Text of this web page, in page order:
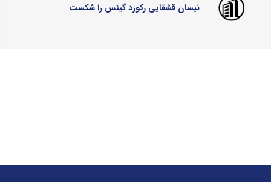
نیسان قشقایی رکورد گینس را شکست